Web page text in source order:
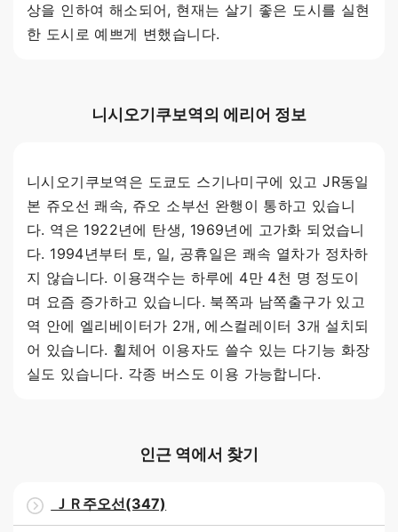
상을 인하여 해소되어, 현재는 살기 좋은 도시를 실현
한 도시로 예쁘게 변했습니다.
니시오기쿠보역의 에리어 정보
니시오기쿠보역은 도쿄도 스기나미구에 있고 JR동일
본 쥬오선 쾌속, 쥬오 소부선 완행이 통하고 있습니
다. 역은 1922년에 탄생, 1969년에 고가화 되었습니
다. 1994년부터 토, 일, 공휴일은 쾌속 열차가 정차하
지 않습니다. 이용객수는 하루에 4만 4천 명 정도이
며 요즘 증가하고 있습니다. 북쪽과 남쪽출구가 있고
역 안에 엘리베이터가 2개, 에스컬레이터 3개 설치되
어 있습니다. 휠체어 이용자도 쓸수 있는 다기능 화장
실도 있습니다. 각종 버스도 이용 가능합니다.
인근 역에서 찾기
ＪＲ주오선(347)